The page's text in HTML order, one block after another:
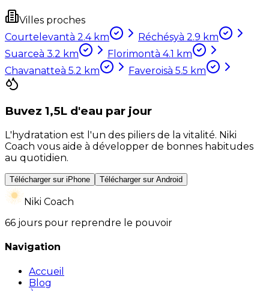
Villes proches
Courtelevantà 2.4km Réchésyà 2.9 km
Suarceà 3.2 km Florimontà 4.1 km
Chavanatteà 5.2 km Faveroisà 5.5 km
Buvez 1,5L d'eau par jour
L'hydratation est l'un des piliers de la vitalité. Niki
Coach vous aide à développer de bonnes habitudes
au quotidien.
Télécharger sur iPhone Télécharger sur Android
Niki Coach
66 jours pour reprendre le pouvoir
Navigation
Accueil
Blog